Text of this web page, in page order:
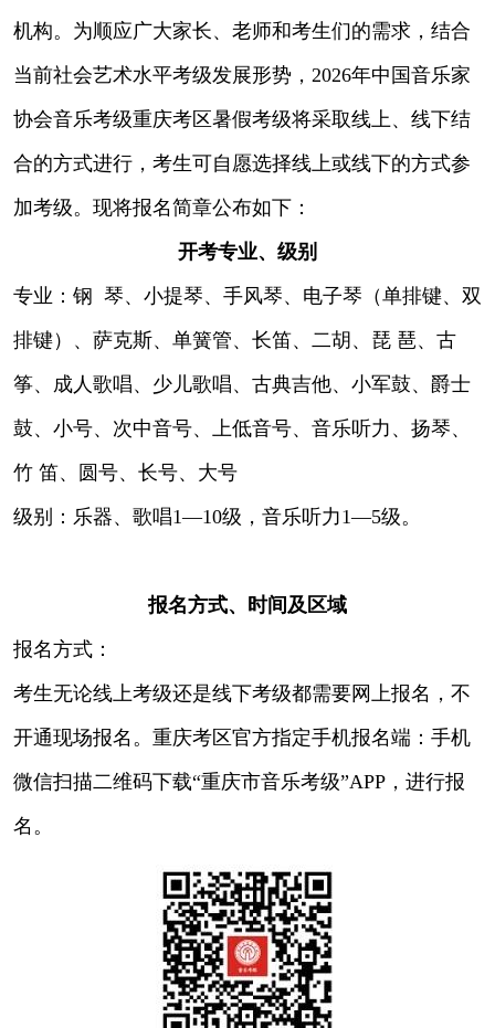
机构。为顺应广大家长、老师和考生们的需求，结合
当前社会艺术水平考级发展形势，2026年中国音乐家
协会音乐考级重庆考区暑假考级将采取线上、线下结
合的方式进行，考生可自愿选择线上或线下的方式参
加考级。现将报名简章公布如下：
开考专业、级别
专业：钢 琴、小提琴、手风琴、电子琴（单排键、双
排键）、萨克斯、单簧管、长笛、二胡、琵 琶、古
筝、成人歌唱、少儿歌唱、古典吉他、小军鼓、爵士
鼓、小号、次中音号、上低音号、音乐听力、扬琴、
竹 笛、圆号、长号、大号
级别：乐器、歌唱1—10级，音乐听力1—5级。
报名方式、时间及区域
报名方式：
考生无论线上考级还是线下考级都需要网上报名，不
开通现场报名。重庆考区官方指定手机报名端：手机
微信扫描二维码下载“重庆市音乐考级”APP，进行报
名。